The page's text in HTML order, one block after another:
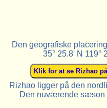
Den geografiske
35° 25.8' N 119°
Rizhao ligger på den
Den nuværende sæson